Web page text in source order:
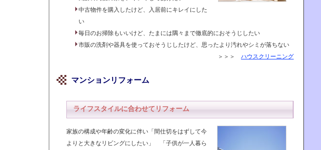
中古物件を購入したけど、入居前にキレイにした
い
毎日のお掃除もいいけど、たまには隅々まで徹底的におそうじしたい
市販の洗剤や器具を使っておそうじしたけど、思ったより汚れやシミが落ちない
＞＞＞ ハウスクリーニング
マンションリフォーム
ライフスタイルに合わせてリフォーム
家族の構成や年齢の変化に伴い「間仕切をはずして今
よりと大きなリビングにしたい」 「子供が一人暮ら